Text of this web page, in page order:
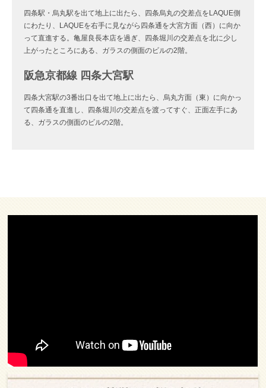
四条駅・烏丸駅を出て地上に出たら、四条烏丸の交差点をLAQUE側
にわたり、LAQUEを右手に見ながら四条通を大宮方面（西）に向か
って直進する。亀屋良長本店を過ぎ、四条堀川の交差点を北に少し
上がったところにある、ガラスの側面のビルの2階。
阪急京都線 四条大宮駅
四条大宮駅の3番出口を出て地上に出たら、烏丸方面（東）に向かっ
て四条通を直進し、四条堀川の交差点を渡ってすぐ、正面左手にあ
る、ガラスの側面のビルの2階。